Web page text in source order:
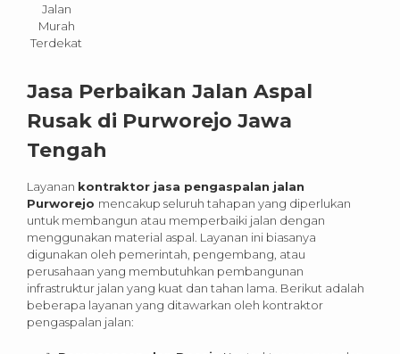
Jalan
Murah
Terdekat
Jasa Perbaikan Jalan Aspal
Rusak di Purworejo Jawa
Tengah
Layanan kontraktor jasa pengaspalan jalan
Purworejo mencakup seluruh tahapan yang diperlukan
untuk membangun atau memperbaiki jalan dengan
menggunakan material aspal. Layanan ini biasanya
digunakan oleh pemerintah, pengembang, atau
perusahaan yang membutuhkan pembangunan
infrastruktur jalan yang kuat dan tahan lama. Berikut adalah
beberapa layanan yang ditawarkan oleh kontraktor
pengaspalan jalan: